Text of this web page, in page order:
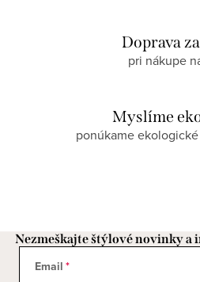
Doprava
pri nákupe
Myslíme
ponúkame
Nezmeškajte štýlové novinky a
Email